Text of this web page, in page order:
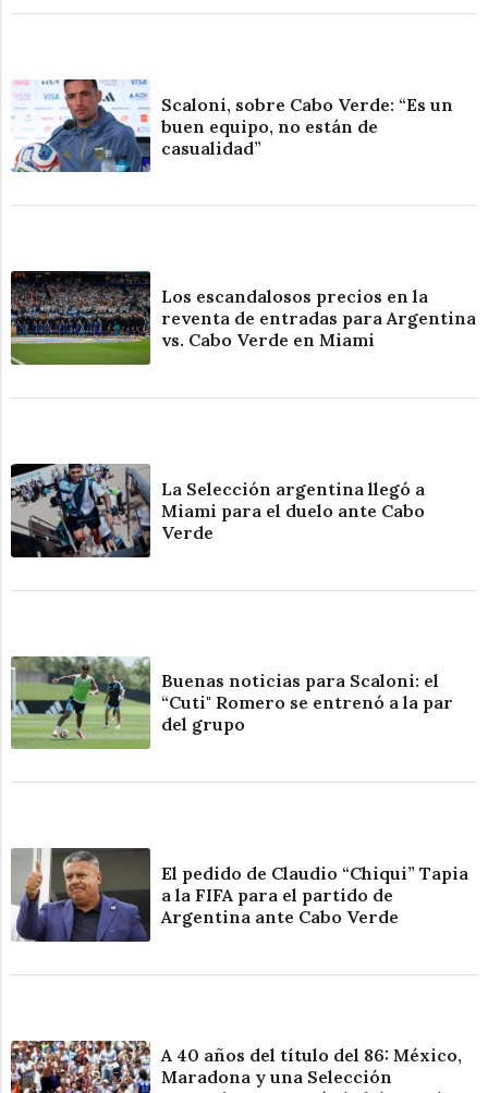
Scaloni, sobre Cabo Verde: “Es un
buen equipo, no están de
casualidad”
Los escandalosos precios en la
reventa de entradas para Argentina
vs. Cabo Verde en Miami
La Selección argentina llegó a
Miami para el duelo ante Cabo
Verde
Buenas noticias para Scaloni: el
“Cuti" Romero se entrenó a la par
del grupo
El pedido de Claudio “Chiqui” Tapia
a la FIFA para el partido de
Argentina ante Cabo Verde
A 40 años del título del 86: México,
Maradona y una Selección